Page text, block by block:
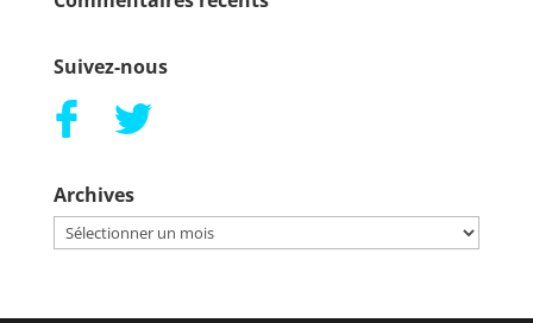
Suivez-nous
Archives
Archives